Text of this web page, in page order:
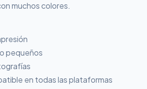
muchos colores.
pequeños
en todas las plataformas